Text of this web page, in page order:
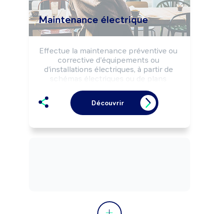
Maintenance électrique
Effectue la maintenance préventive ou
corrective d'équipements ou
d'installations électriques, à partir de
schémas électriques ou de plans
sécurité et la réglementation.
Peut effectuer des opérations
d'installation ou de modification de
Peut cordonner une équipe.
Découvrir